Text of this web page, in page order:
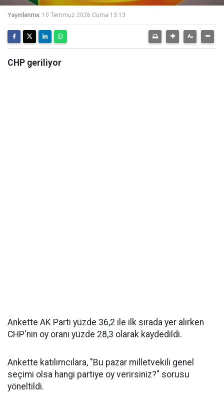
Yayınlanma: 10 Temmuz 2026 Cuma 13:13
CHP geriliyor
Ankette AK Parti yüzde 36,2 ile ilk sırada yer alırken
CHP'nin oy oranı yüzde 28,3 olarak kaydedildi.
Ankette katılımcılara, "Bu pazar milletvekili genel
seçimi olsa hangi partiye oy verirsiniz?" sorusu
yöneltildi.